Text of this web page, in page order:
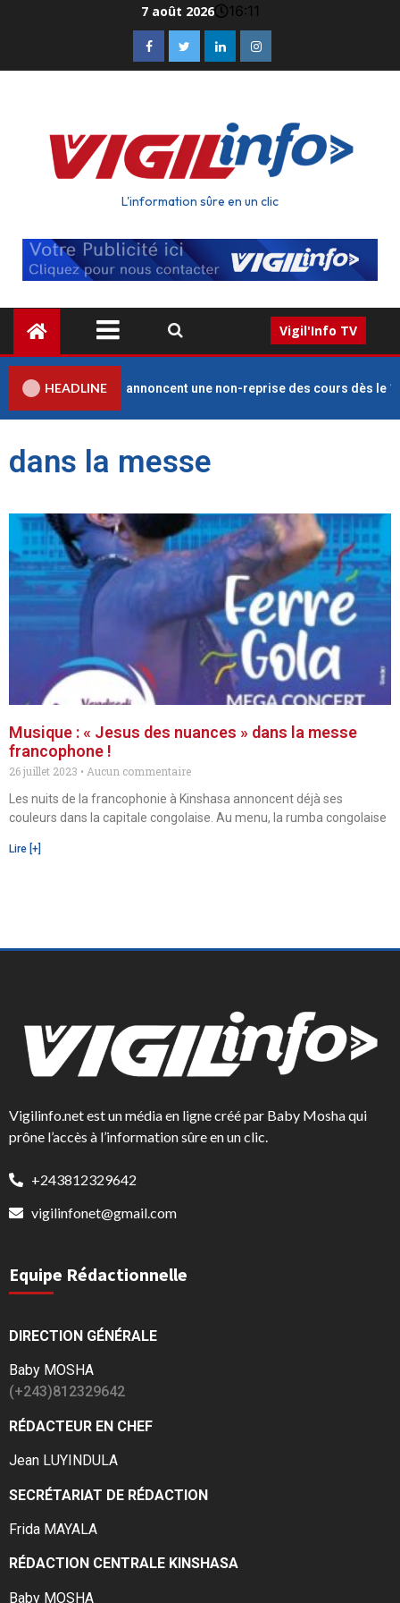
7 août 2026 16:11
L'information sûre en un clic
Vigil'Info TV
HEADLINE
des enseignants annoncent une non-reprise des cours dès le
dans la messe
Musique : « Jesus des nuances » dans la messe
francophone !
26 juillet 2023
Aucun commentaire
Les nuits de la francophonie à Kinshasa annoncent déjà ses
couleurs dans la capitale congolaise. Au menu, la rumba congolaise
Lire [+]
Vigilinfo.net est un média en ligne créé par Baby Mosha qui
prône l’accès à l’information sûre en un clic.
+243812329642
vigilinfonet@gmail.com
Equipe Rédactionnelle
DIRECTION GÉNÉRALE
Baby MOSHA
(+243)812329642
RÉDACTEUR EN CHEF
Jean LUYINDULA
SECRÉTARIAT DE RÉDACTION
Frida MAYALA
RÉDACTION CENTRALE KINSHASA
Baby MOSHA